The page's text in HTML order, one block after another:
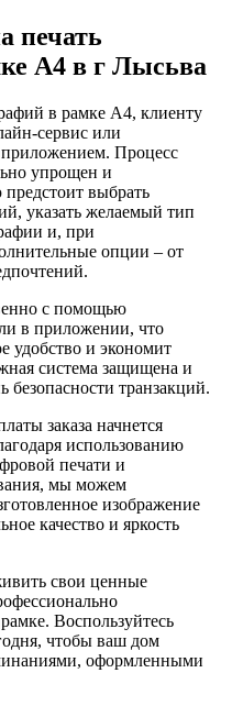
печать
А4 в г Лысьва
в рамке А4, клиенту
сервис или
Процесс
упрощен и
выбрать
указать желаемый тип
и, при
опции – от
с помощью
в приложении, что
удобство и экономит
система защищена и
безопасности транзакций.
заказа начнется
использованию
печати и
мы можем
изображение
качество и яркость
свои ценные
Воспользуйтесь
чтобы ваш дом
оформленными